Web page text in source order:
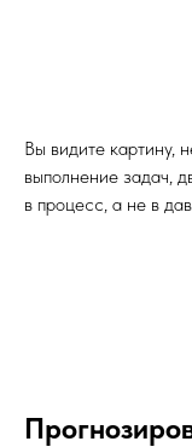
Вы видите картину,
выполнение задач,
в процесс, а не в